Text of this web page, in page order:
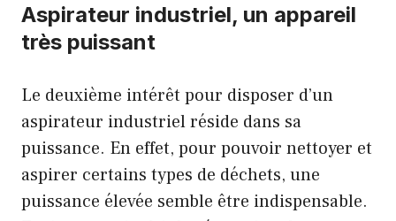
Aspirateur industriel, un appareil
très puissant
Le deuxième intérêt pour disposer d’un
aspirateur industriel réside dans sa
puissance. En effet, pour pouvoir nettoyer et
aspirer certains types de déchets, une
puissance élevée semble être indispensable.